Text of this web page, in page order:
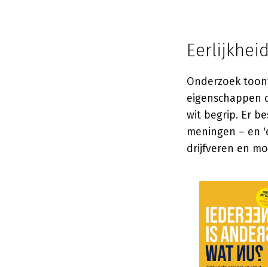
Onderzoek
eigenschappen
wit begrip. Er
meningen – en
drijfveren en